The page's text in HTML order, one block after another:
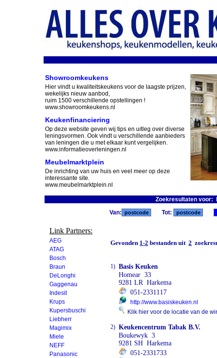
Showroomkeukens
Hier vindt u kwaliteitskeukens voor de laagste prijzen,
wekelijks nieuw aanbod,
ruim 1500 verschillende opstellingen !
www.showroomkeukens.nl
Keukenfinanciering
Op deze website geven wij tips en uitleg over diverse
leningsvormen. Ook vindt u verschillende aanbieders
van leningen die u met elkaar kunt vergelijken.
www.informatieoverleningen.nl
Meubelmarktplein
De inrichting van uw huis en veel meer op deze
interessante site.
www.meubelmarktplein.nl
Zoekresultaten voor:
Link Partners:
AEG
ATAG
Bosch
Braun
DeLonghi
Gaggenau
Indesit
Krups
Kupersbuschi
Liebherr
Magimix
Miele
NEFF
Panasonic
Van: Tot:
Gevonden 1-2 bestanden uit 2
1) Basis Keuken
Homear 33
9281 LR Harkema
051-2331117
http://www.basiskeuken.nl
Klik hier voor de locatie van de
2) Keukencentrum Tabak B.V.
Boukewyk 3
9281 SH Harkema
051-2331733